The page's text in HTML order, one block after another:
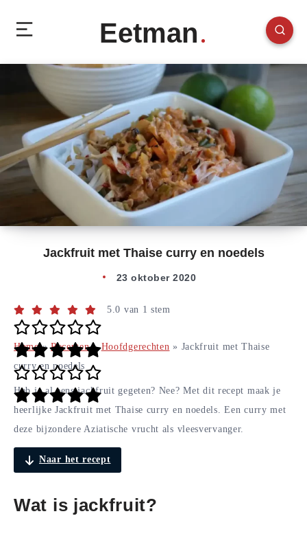
Eetman
Jackfruit met Thaise curry en noedels
23 oktober 2020
5.0 van 1 stem
Home»Recepten»Hoofdgerechten » Jackfruit met Thaise
curry en noedels
Heb je al eens jackfruit gegeten? Nee? Met dit recept maak je
heerlijke Jackfruit met Thaise curry en noedels. Een curry met
deze bijzondere Aziatische vrucht als vleesvervanger.
Naar het recept
Wat is jackfruit?